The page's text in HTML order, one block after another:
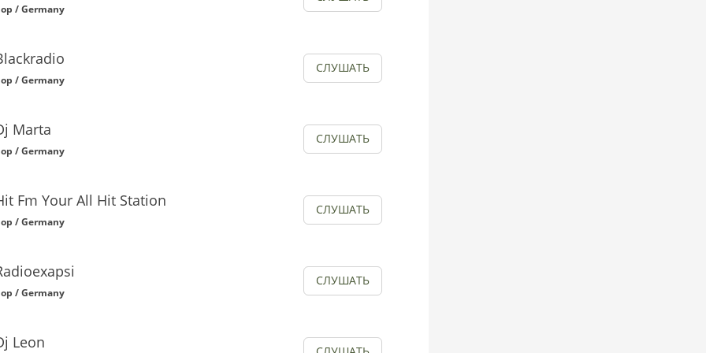
/ Germany
/ Germany
СЛУШАТЬ
Marta
/ Germany
СЛУШАТЬ
Fm Your All Hit Station
/ Germany
СЛУШАТЬ
/ Germany
СЛУШАТЬ
Leon